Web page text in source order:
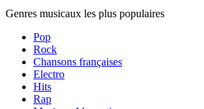
Genres musicaux les plus populaires
Pop
Rock
Chansons françaises
Electro
Hits
Rap